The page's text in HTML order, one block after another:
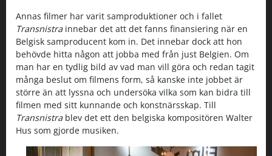
Annas filmer har varit samproduktioner och i fallet
Transnistrainnebar det att det fanns finansiering när en
Belgisk samproducent kom in. Det innebar dock att hon
behövde hitta någon att jobba med från just Belgien. Om
man har en tydlig bild av vad man vill göra och redan tagit
många beslut om filmens form, så kanske inte jobbet är
större än att lyssna och undersöka vilka som kan bidra till
filmen med sitt kunnande och konstnärsskap. Till
Transnistrablev det ett den belgiska kompositören Walter
Hus som gjorde musiken.